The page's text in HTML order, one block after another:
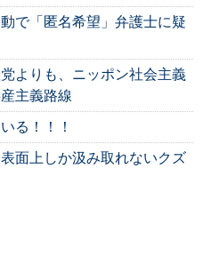
で「匿名希望」弁護士に疑
よりも、ニッポン社会主義
主義路線
る！！！
面上しか汲み取れないクズ